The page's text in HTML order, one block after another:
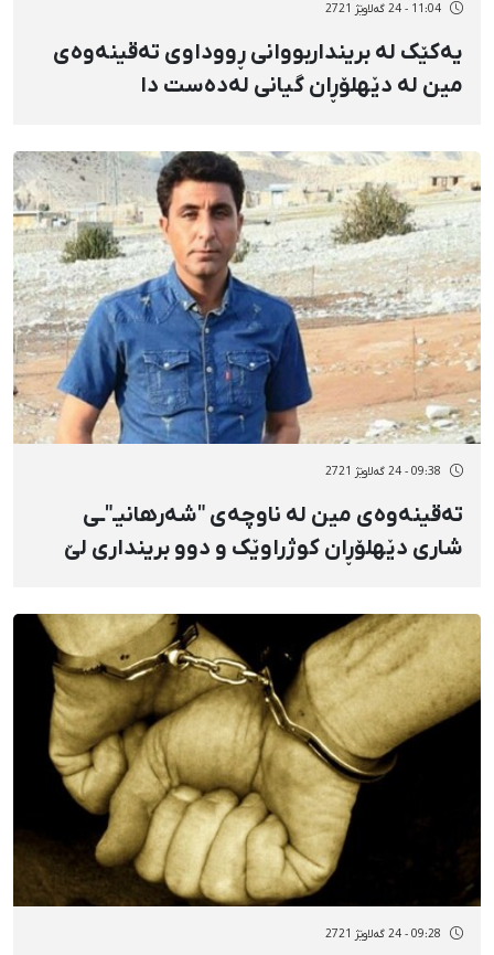
11:04 - 24 گەلاوێژ 2721
یەکێک لە برینداربووانی ڕووداوی تەقینەوەی
مین لە دێهلۆڕان گیانی لەدەست دا
09:38 - 24 گەلاوێژ 2721
تەقینەوەی مین لە ناوچەی "شەرهانیـ"ـی
شاری دێهلۆڕان کوژراوێک و دوو برینداری لێ
09:28 - 24 گەلاوێژ 2721